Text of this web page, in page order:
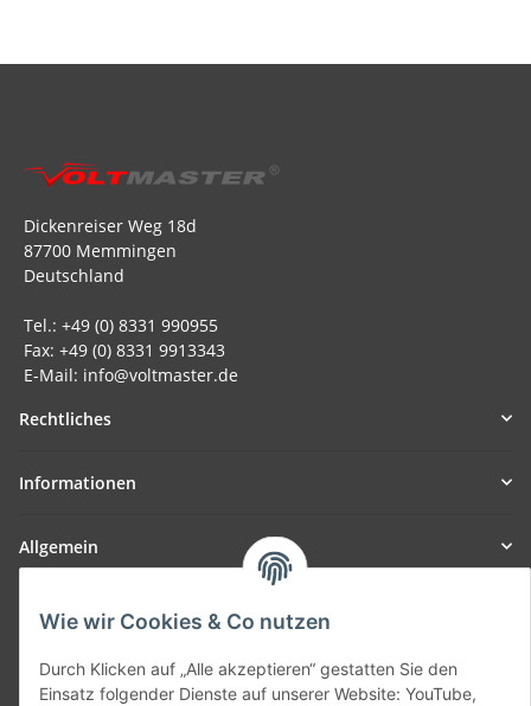
Wie wir Cookies & Co nutzen
Durch Klicken auf „Alle akzeptieren“ gestatten Sie den
Einsatz folgender Dienste auf unserer Website: YouTube,
Dickenreiser Weg 18d
87700 Memmingen
Deutschland
Tel.: +49 (0) 8331 990955
Fax: +49 (0) 8331 9913343
E-Mail: info@voltmaster.de
Rechtliches
Informationen
Allgemein
Teil unseres Netzwerks:
SmoliTec - Safety. Simplified. Worldwide. ( B2B Shop )